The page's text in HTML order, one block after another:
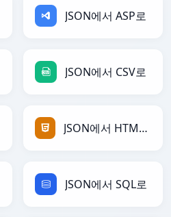
JSON에서 ASP로
JSON에서 CSV로
JSON에서 HTML로
JSON에서 SQL로